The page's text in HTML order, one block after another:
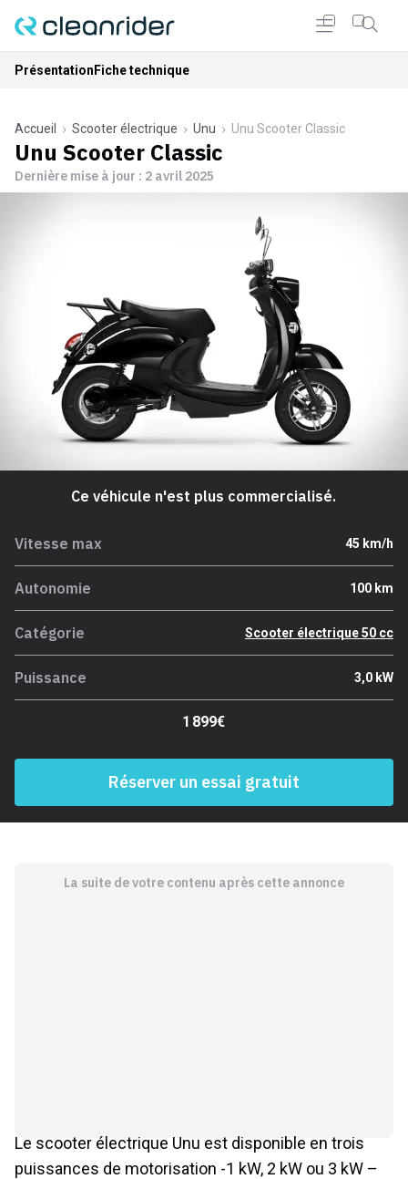
Présentation Fiche technique
Accueil Scooter électrique Unu Unu Scooter Classic
Unu Scooter Classic
Dernière mise à jour : 2 avril 2025
Ce véhicule n'est plus commercialisé.
Vitesse max 45 km/h
Autonomie 100 km
Catégorie Scooter électrique 50 cc
Puissance 3,0 kW
1 899€
Réserver un essai gratuit
La suite de votre contenu après cette annonce
Le scooter électrique Unu est disponible en trois
puissances de motorisation -1 kW, 2 kW ou 3 kW –